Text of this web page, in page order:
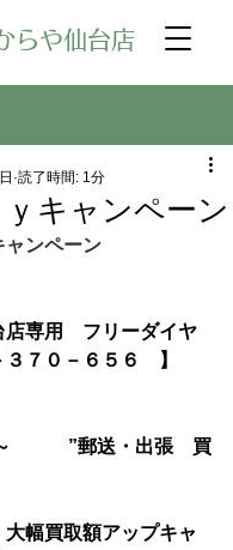
らや仙台店
キャンペーン
読了時間: 1分
ャンペーン
店専用　フリーダイヤ
７０－６５６　】
　　　”郵送・出張　買
大幅買取額アップキャ